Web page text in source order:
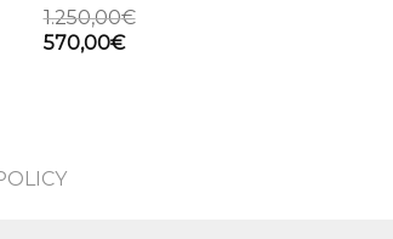
1.250,00€
Original
570,00€Current